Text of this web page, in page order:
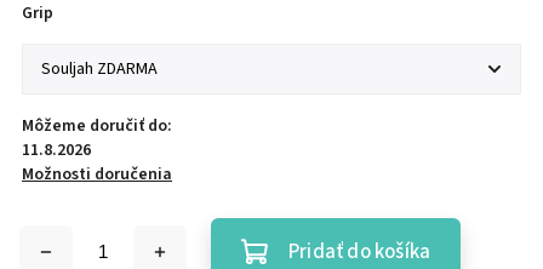
Grip
Môžeme doručiť do:
11.8.2026
Možnosti doručenia
Pridať do košíka